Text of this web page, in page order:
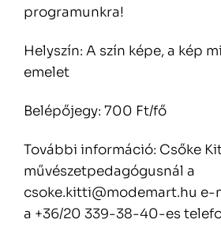
programunkra!
Helyszín: A szín képe, a kép
emelet
Belépőjegy: 700 Ft/fő
További információ: Csőke
művészetpedagógusnál a
csoke.kitti@modemart.hu e-
a +36/20 339-38-40-es